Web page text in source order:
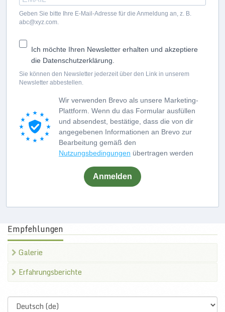
Geben Sie bitte Ihre E-Mail-Adresse für die Anmeldung an, z. B.
abc@xyz.com.
Ich möchte Ihren Newsletter erhalten und akzeptiere
die Datenschutzerklärung.
Sie können den Newsletter jederzeit über den Link in unserem
Newsletter abbestellen.
Wir verwenden Brevo als unsere Marketing-
Plattform. Wenn du das Formular ausfüllen
und absendest, bestätige, dass die von dir
angegebenen Informationen an Brevo zur
Bearbeitung gemäß den
Nutzungsbedingungen übertragen werden
Anmelden
Empfehlungen
Galerie
Erfahrungsberichte
Select